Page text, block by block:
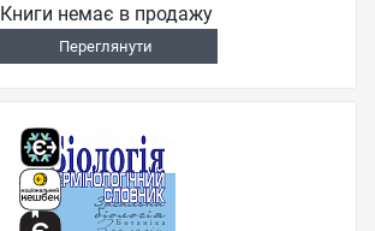
Книги немає в продажу
Переглянути